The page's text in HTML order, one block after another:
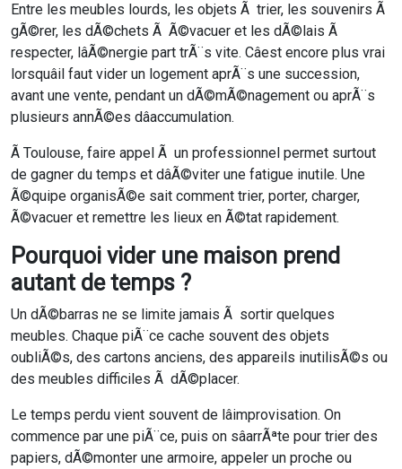
Entre les meubles lourds, les objets Ã trier, les souvenirs Ã
gÃ©rer, les dÃ©chets Ã Ã©vacuer et les dÃ©lais Ã
respecter, lâÃ©nergie part trÃ¨s vite. Câest encore plus vrai
lorsquâil faut vider un logement aprÃ¨s une succession,
avant une vente, pendant un dÃ©mÃ©nagement ou aprÃ¨s
plusieurs annÃ©es dâaccumulation.
Ã Toulouse, faire appel Ã un professionnel permet surtout
de gagner du temps et dâÃ©viter une fatigue inutile. Une
Ã©quipe organisÃ©e sait comment trier, porter, charger,
Ã©vacuer et remettre les lieux en Ã©tat rapidement.
Pourquoi vider une maison prend
autant de temps ?
Un dÃ©barras ne se limite jamais Ã sortir quelques
meubles. Chaque piÃ¨ce cache souvent des objets
oubliÃ©s, des cartons anciens, des appareils inutilisÃ©s ou
des meubles difficiles Ã dÃ©placer.
Le temps perdu vient souvent de lâimprovisation. On
commence par une piÃ¨ce, puis on sâarrÃªte pour trier des
papiers, dÃ©monter une armoire, appeler un proche ou